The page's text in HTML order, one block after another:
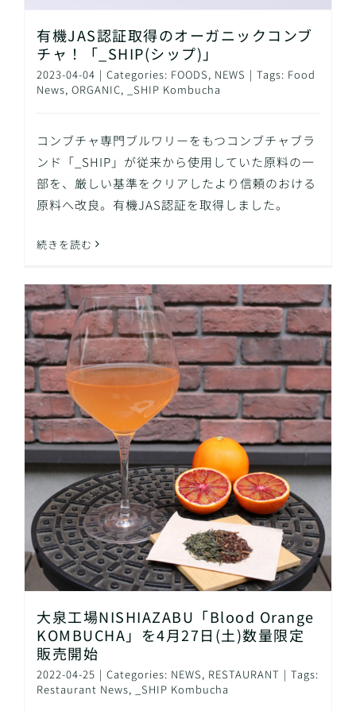
有機JAS認証取得のオーガニックコンブ
チャ！「_SHIP(シップ)」
2023-04-04 | Categories: FOODS, NEWS | Tags: Food
News, ORGANIC, _SHIP Kombucha
コンブチャ専門ブルワリーをもつコンブチャブラ
ンド「_SHIP」が従来から使用していた原料の一
部を、厳しい基準をクリアしたより信頼のおける
原料へ改良。有機JAS認証を取得しました。
続きを読む
大泉工場NISHIAZABU「Blood Orange
KOMBUCHA」を4月27日(土)数量限定
販売開始
2022-04-25 | Categories: NEWS, RESTAURANT | Tags:
Restaurant News, _SHIP Kombucha